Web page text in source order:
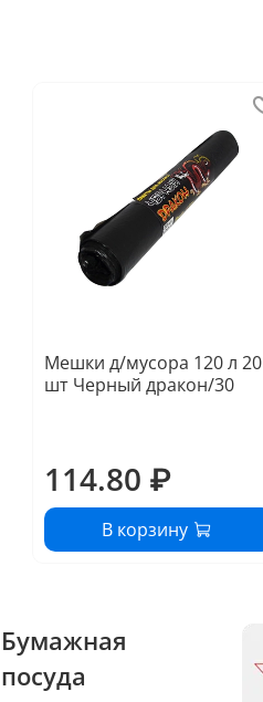
Мешки д/мусора 120 л 20
шт Черный дракон/30
114.80 ₽
В корзину
Бумажная
посуда